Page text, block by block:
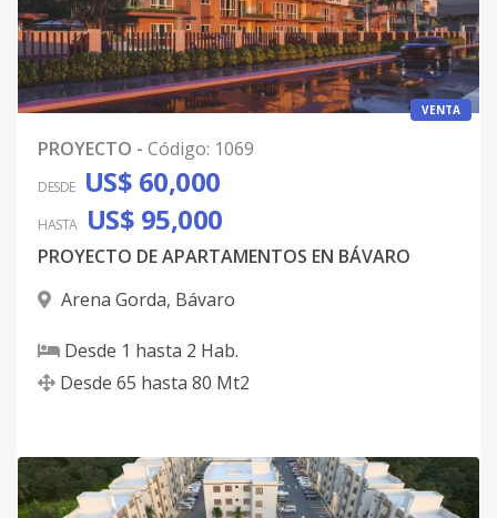
VENTA
PROYECTO - Código: 1069
DESDE US$ 60,000
HASTA US$ 95,000
PROYECTO DE APARTAMENTOS EN BÁVARO
Arena Gorda, Bávaro
Desde 1 hasta 2 Hab.
Desde 65 hasta 80 Mt2